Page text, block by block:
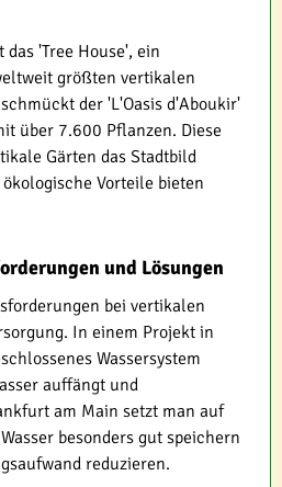
'Tree House', ein
größten vertikalen
der 'L'Oasis d'Aboukir'
über 7.600 Pflanzen. Diese
Gärten das Stadtbild
Vorteile bieten
und Lösungen
bei vertikalen
In einem Projekt in
Wassersystem
auffängt und
am Main setzt man auf
besonders gut speichern
reduzieren.